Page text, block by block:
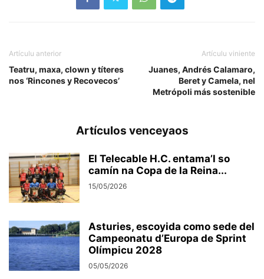
Artículu anterior
Teatru, maxa, clown y títeres
nos ‘Rincones y Recovecos’
Artículu viniente
Juanes, Andrés Calamaro,
Beret y Camela, nel
Metrópoli más sostenible
Artículos venceyaos
El Telecable H.C. entama’l so
camín na Copa de la Reina...
15/05/2026
Asturies, escoyida como sede del
Campeonatu d’Europa de Sprint
Olímpicu 2028
05/05/2026